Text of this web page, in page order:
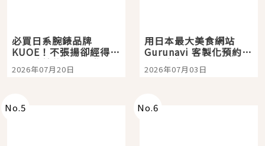
必買日系腕錶品牌
KUOE！不張揚卻經得起
時間洗鍊的經典之作五
選
2026年07月20日
用日本最大美食網站
Gurunavi 客製化預約九
大都市餐廳，打造專屬
美食體驗！
2026年07月03日
No.5 No.6